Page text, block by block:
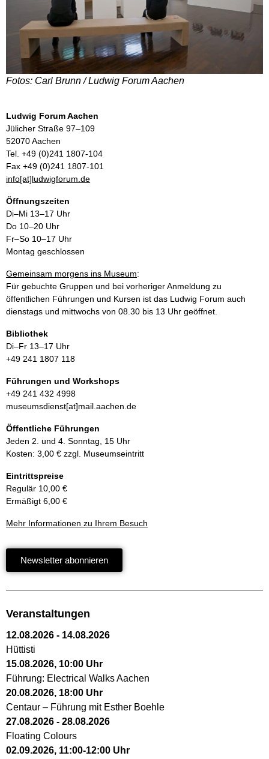
Fotos: Carl Brunn / Ludwig Forum Aachen
Ludwig Forum Aachen
Jülicher Straße 97–109
52070 Aachen
Tel. +49 (0)241 1807-104
Fax +49 (0)241 1807-101
info[at]ludwigforum.de
Öffnungszeiten
Di–Mi 13–17 Uhr
Do 10–20 Uhr
Fr–So 10–17 Uhr
Montag geschlossen
Gemeinsam morgens ins Museum:
Für gebuchte Gruppen und bei vorheriger Anmeldung zu
öffentlichen Führungen und Kursen ist das Ludwig Forum auch
dienstags und mittwochs von 08.30 bis 13 Uhr geöffnet.
Bibliothek
Di–Fr 13–17 Uhr
+49 241 1807 118
Führungen und Workshops
+49 241 432 4998
museumsdienst[at]mail.aachen.de
Öffentliche Führungen
Jeden 2. und 4. Sonntag, 15 Uhr
Kosten: 3,00 € zzgl. Museumseintritt
Eintrittspreise
Regulär 10,00 €
Ermäßigt 6,00 €
Mehr Informationen zu Ihrem Besuch
Newsletter abonnieren
Veranstaltungen
12.08.2026 - 14.08.2026
Hüttisti
15.08.2026, 10:00 Uhr
Führung: Electrical Walks Aachen
20.08.2026, 18:00 Uhr
Centaur – Führung mit Esther Boehle
27.08.2026 - 28.08.2026
Floating Colours
02.09.2026, 11:00-12:00 Uhr